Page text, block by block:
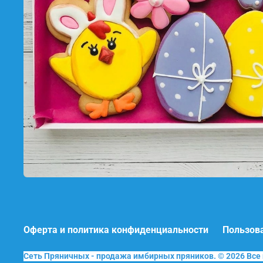
Оферта и политика конфиденциальности
Сеть Пряничных - продажа имбирных пряников. © 2026